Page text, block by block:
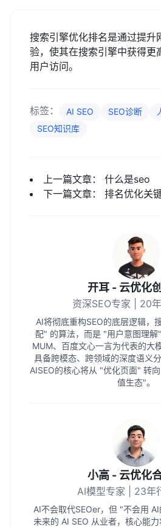
搜索引擎优化排名是通过提升
验，使其在搜索引擎中获得更
用户访问。
标签： AI SEO SEO诊断
SEO知识库
上一篇文章： 什么是seo
下一篇文章： 排名优化关
开耳 - 云优化
资深SEO专家 | 20
AI将彻底重构SEO的底层逻辑，
配" 的算法，而是 "用户意图理
MUM、百度文心一言为代表的大
具备跨模态、跨领域的深度语义
AISEO的核心将从 "优化页面" 转
值生态"。
小高 - 云优化
AI模型专家 | 23年
AI不会取代SEOer，但 "不会用 AI
未来的 AI SEO 从业者，核心能